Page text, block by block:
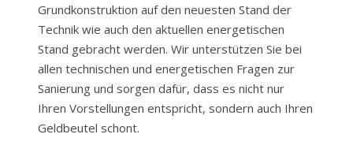
Grundkonstruktion auf den neuesten Stand der
Technik wie auch den aktuellen energetischen
Stand gebracht werden. Wir unterstützen Sie bei
allen technischen und energetischen Fragen zur
Sanierung und sorgen dafür, dass es nicht nur
Ihren Vorstellungen entspricht, sondern auch Ihren
Geldbeutel schont.